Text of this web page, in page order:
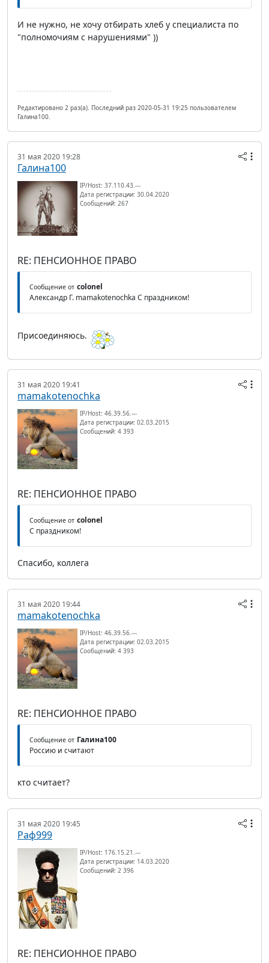
И не нужно, не хочу отбирать хлеб у специалиста по
"полномочиям с нарушениями" ))
Редактировано 2 раз(а). Последний раз 2020-05-31 19:25 пользователем
Галина100.
31 мая 2020 19:28
Галина100
IP/Host: 37.110.43.---
Дата регистрации: 30.04.2020
Сообщений: 267
RE: ПЕНСИОННОЕ ПРАВО
Сообщение от colonel
Александр Г. mamakotenochka С праздником!
Присоединяюсь.
31 мая 2020 19:41
mamakotenochka
IP/Host: 46.39.56.---
Дата регистрации: 02.03.2015
Сообщений: 4 393
RE: ПЕНСИОННОЕ ПРАВО
Сообщение от colonel
С праздником!
Спасибо, коллега
31 мая 2020 19:44
mamakotenochka
IP/Host: 46.39.56.---
Дата регистрации: 02.03.2015
Сообщений: 4 393
RE: ПЕНСИОННОЕ ПРАВО
Сообщение от Галина100
Россию и считают
кто считает?
31 мая 2020 19:45
Раф999
IP/Host: 176.15.21.---
Дата регистрации: 14.03.2020
Сообщений: 2 396
RE: ПЕНСИОННОЕ ПРАВО